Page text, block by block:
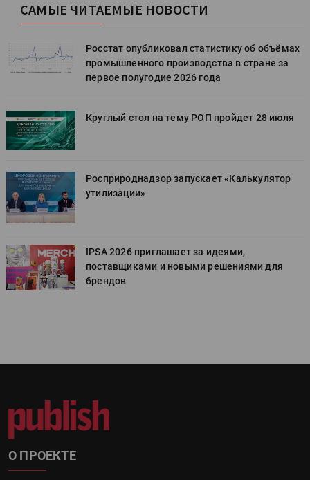
САМЫЕ ЧИТАЕМЫЕ НОВОСТИ
Росстат опубликовал статистику об объёмах
промышленного производства в стране за
первое полугодие 2026 года
Круглый стол на тему РОП пройдет 28 июля
Росприроднадзор запускает «Калькулятор
утилизации»
IPSA 2026 приглашает за идеями,
поставщиками и новыми решениями для
брендов
О ПРОЕКТЕ